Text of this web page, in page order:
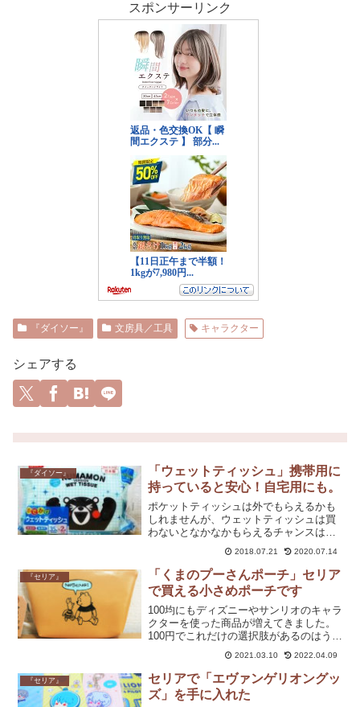
スポンサーリンク
『ダイソー』 文房具／工具 キャラクター
シェアする
『ダイソー』
「ウェットティッシュ」携帯用に
持っていると安心！自宅用にも。
ポケットティッシュは外でもらえるかも
しれませんが、ウェットティッシュは買
わないとなかなかもらえるチャンスはあ
りません。特にくまもんが好きだという
わけではないのですが、最近はずっとこ
のウェットティッシュを愛用していま
す。
2018.07.21 2020.07.14
『セリア』
「くまのプーさんポーチ」セリア
で買える小さめポーチです
100均にもディズニーやサンリオのキャラ
クターを使った商品が増えてきました。
100円でこれだけの選択肢があるのはうれ
しいですよね。革風の素材なので、わり
としっかりとした作り。マチがあるので
使いやすいです。
2021.03.10 2022.04.09
『セリア』
セリアで「エヴァンゲリオングッ
ズ」を手に入れた